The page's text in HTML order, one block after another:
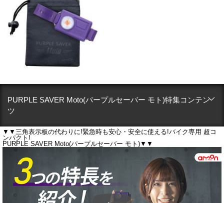
PURPLE SAVER Moto(パープルセーバー モト)特集コンテン
ツ
▼▼三角表示板の代わりに!緊急時も安心・安全に使える!バイク専用 超コ
ンパクト!
PURPLE SAVER Moto(パープルセーバー モト)▼▼